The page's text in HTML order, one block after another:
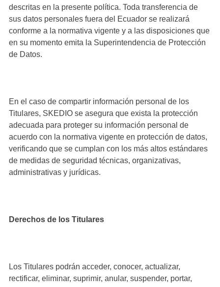
descritas en la presente política. Toda transferencia de
sus datos personales fuera del Ecuador se realizará
conforme a la normativa vigente y a las disposiciones que
en su momento emita la Superintendencia de Protección
de Datos.
En el caso de compartir información personal de los
Titulares, SKEDIO se asegura que exista la protección
adecuada para proteger su información personal de
acuerdo con la normativa vigente en protección de datos,
verificando que se cumplan con los más altos estándares
de medidas de seguridad técnicas, organizativas,
administrativas y jurídicas.
Derechos de los Titulares
Los Titulares podrán acceder, conocer, actualizar,
rectificar, eliminar, suprimir, anular, suspender, portar,